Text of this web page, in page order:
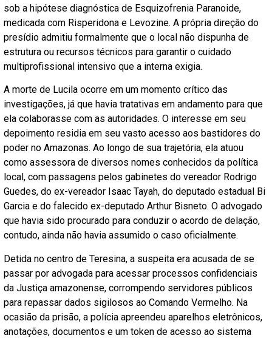
sob a hipótese diagnóstica de Esquizofrenia Paranoide,
medicada com Risperidona e Levozine. A própria direção do
presídio admitiu formalmente que o local não dispunha de
estrutura ou recursos técnicos para garantir o cuidado
multiprofissional intensivo que a interna exigia.
A morte de Lucila ocorre em um momento crítico das
investigações, já que havia tratativas em andamento para que
ela colaborasse com as autoridades. O interesse em seu
depoimento residia em seu vasto acesso aos bastidores do
poder no Amazonas. Ao longo de sua trajetória, ela atuou
como assessora de diversos nomes conhecidos da política
local, com passagens pelos gabinetes do vereador Rodrigo
Guedes, do ex-vereador Isaac Tayah, do deputado estadual Bi
Garcia e do falecido ex-deputado Arthur Bisneto. O advogado
que havia sido procurado para conduzir o acordo de delação,
contudo, ainda não havia assumido o caso oficialmente.
Detida no centro de Teresina, a suspeita era acusada de se
passar por advogada para acessar processos confidenciais
da Justiça amazonense, corrompendo servidores públicos
para repassar dados sigilosos ao Comando Vermelho. Na
ocasião da prisão, a polícia apreendeu aparelhos eletrônicos,
anotações, documentos e um token de acesso ao sistema